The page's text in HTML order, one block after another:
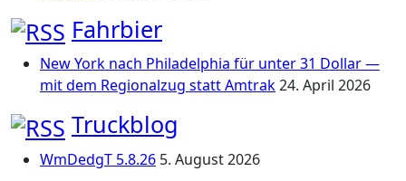
Fahrbier
New York nach Philadelphia für unter 31 Dollar —
mit dem Regionalzug statt Amtrak24. April 2026
Truckblog
WmDedgT 5.8.26 5. August 2026